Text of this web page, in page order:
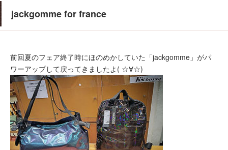
jackgomme for france
前回夏のフェア終了時にほのめかしていた「jackgomme」がパ
ワーアップして戻ってきましたよ( ☆∀☆)